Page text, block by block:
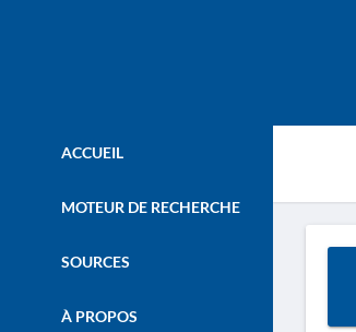
ACCUEIL
MOTEUR DE RECHERCHE
SOURCES
À PROPOS